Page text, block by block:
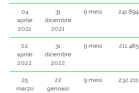
04
aprile
2021
31
dicembre
2021
9 mesi 241.894
02
aprile
2022
31
dicembre
2022
9 mesi 211.485
25
marzo
22
gennaio
9 mesi 232.211